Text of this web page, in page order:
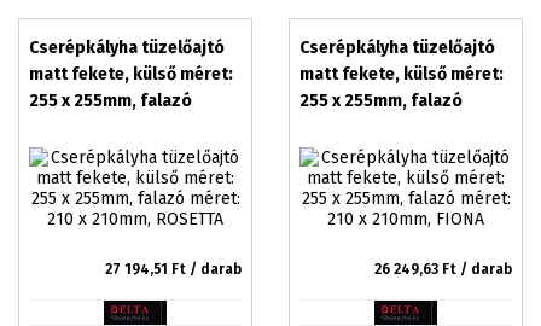
Cserépkályha tüzelőajtó
matt fekete, külső méret:
255 x 255mm, falazó
ROSETTA
27 194,51 Ft / darab
Cserépkályha tüzelőajtó
matt fekete, külső méret:
255 x 255mm, falazó
26 249,63 Ft / darab